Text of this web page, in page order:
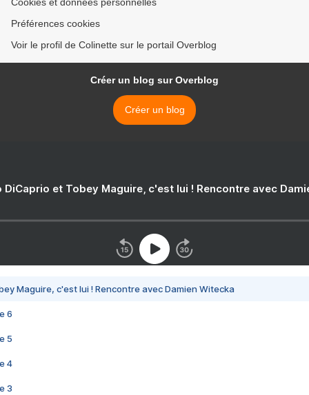
Préférences cookies
Voir le profil de Colinette sur le portail Overblog
Créer un blog sur Overblog
Créer un blog
DiCaprio et Tobey Maguire, c'est lui ! Rencontre avec
Maguire, c'est lui ! Rencontre avec Damien Witecka
6
5
4
3